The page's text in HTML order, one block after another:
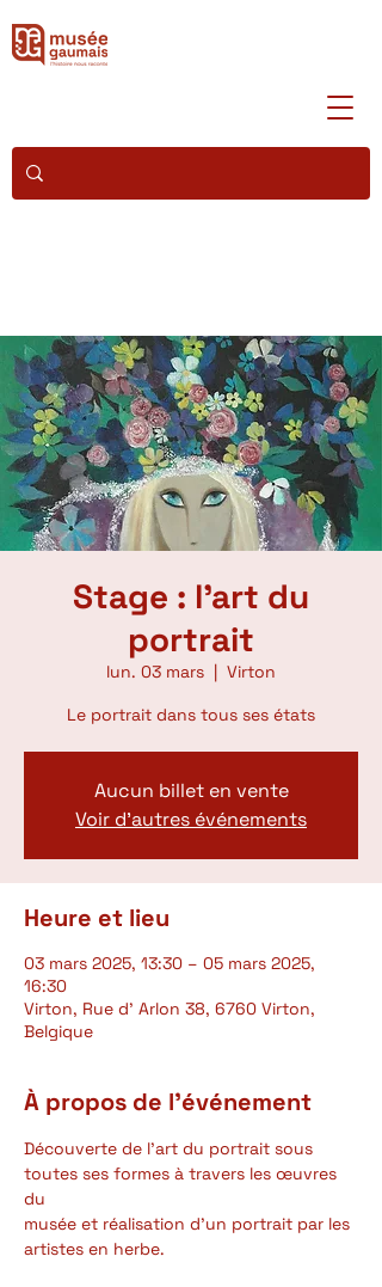
Stage : l'art du
portrait
lun. 03 mars
  |
Virton
Le portrait dans tous ses états
Aucun billet en vente
Voir d'autres événements
Heure et lieu
03 mars 2025, 13:30 – 05 mars 2025,
16:30
Virton, Rue d' Arlon 38, 6760 Virton,
Belgique
À propos de l'événement
Découverte de l’art du portrait sous
toutes ses formes à travers les œuvres
du
musée et réalisation d’un portrait par les
artistes en herbe.